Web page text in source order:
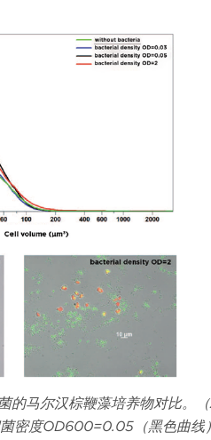
的马尔汉棕鞭藻培养物对比。（
密度OD600=0.05 （黑色曲